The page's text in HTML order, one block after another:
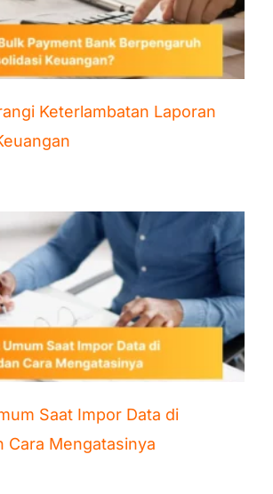
Keterlambatan Laporan
Saat Impor Data di
Cara Mengatasinya